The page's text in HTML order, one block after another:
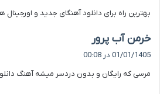
:
بهترین راه برای دانلود آهنگای جدید و اورجینال
خرمن آب پرور
ف
:
01/01/1405 در 00:08
مرسی که رایگان و بدون دردسر میشه آهنگ